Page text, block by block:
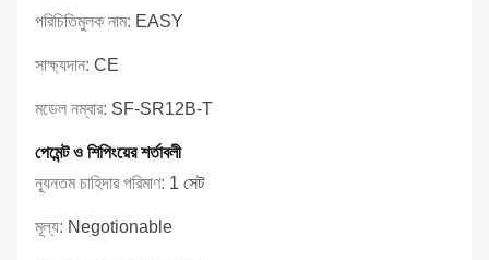
পরিচিতিমুলক নাম: EASY
সাক্ষ্যদান: CE
মডেল নম্বার: SF-SR12B-T
পেমেন্ট ও শিপিংয়ের শর্তাবলী
ন্যূনতম চাহিদার পরিমাণ: 1 সেট
মূল্য: Negotionable